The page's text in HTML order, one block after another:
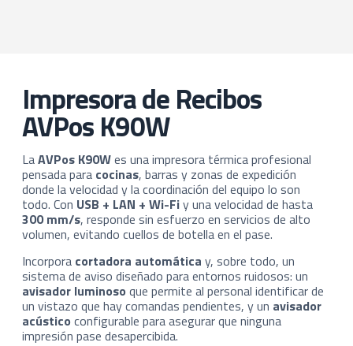
Impresora de Recibos
AVPos K90W
LaAVPos K90Wes una impresora térmica profesional
pensada para cocinas, barras y zonas de expedición
donde la velocidad y la coordinación del equipo lo son
todo. Con USB + LAN + Wi-Fiy una velocidad de hasta
300 mm/s, responde sin esfuerzo en servicios de alto
volumen, evitando cuellos de botella en el pase.
Incorpora cortadora automática y, sobre todo, un
sistema de aviso diseñado para entornos ruidosos: un
avisador luminoso que permite al personal identificar de
un vistazo que hay comandas pendientes, y un avisador
acústico configurable para asegurar que ninguna
impresión pase desapercibida.